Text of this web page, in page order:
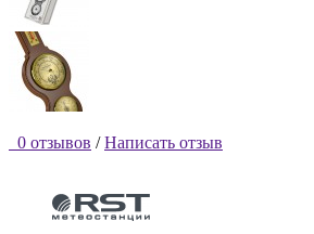
0 отзывов / Написать отзыв